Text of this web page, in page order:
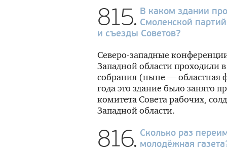
815. В каком здании
Смоленской
и съезды Советов?
Северо-западные
Западной области проходили
собрания (ныне — областная
года это здание было занято
комитета Совета рабочих,
Западной области.
816. Сколько раз
молодёжная